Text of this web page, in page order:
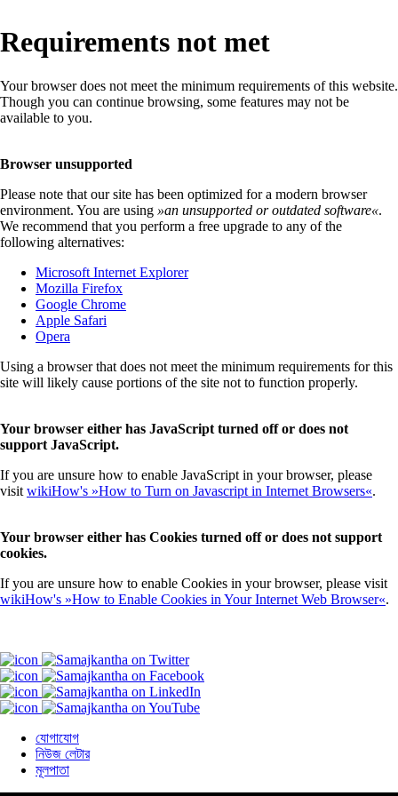
Requirements not met
Your browser does not meet the minimum requirements of this website.
Though you can continue browsing, some features may not be
available to you.
Browser unsupported
Please note that our site has been optimized for a modern browser
environment. You are using »an unsupported or outdated software«.
We recommend that you perform a free upgrade to any of the
following alternatives:
Microsoft Internet Explorer
Mozilla Firefox
Google Chrome
Apple Safari
Opera
Using a browser that does not meet the minimum requirements for this
site will likely cause portions of the site not to function properly.
Your browser either has JavaScript turned off or does not
support JavaScript.
If you are unsure how to enable JavaScript in your browser, please
visit wikiHow's »How to Turn on Javascript in Internet Browsers«.
Your browser either has Cookies turned off or does not support
cookies.
If you are unsure how to enable Cookies in your browser, please visit
wikiHow's »How to Enable Cookies in Your Internet Web Browser«.
যোগাযোগ
নিউজ লেটার
মূলপাতা